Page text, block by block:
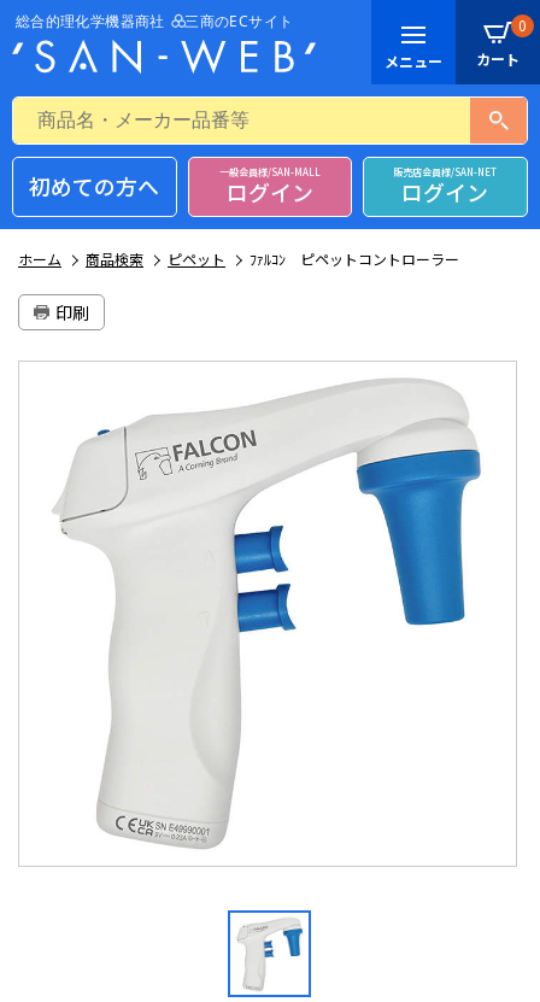
0
初めての方へ 一般会員様/SAN-MALL
ログイン
販売店会員様/SAN-NET
ログイン
ホーム 商品検索 ピペット ﾌｧﾙｺﾝ ピペットコントローラー
印刷